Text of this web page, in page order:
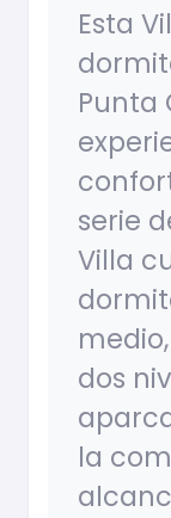
Esta
Punta
serie
Villa
dos
la